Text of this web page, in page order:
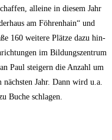
allei­ne in die­sem Jahr
am Föh­ren­hain“ und
160 wei­te­re Plät­ze dazu hin­
im Bil­dungs­zen­trum
Paul stei­gern die Anzahl um
Jahr. Dann wird u.a.
Buche schlagen.